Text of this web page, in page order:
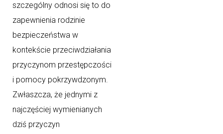
szczególny odnosi się to do
zapewnienia rodzinie
bezpieczeństwa w
kontekście przeciwdziałania
przyczynom przestępczości
i pomocy pokrzywdzonym.
Zwłaszcza, że jednymi z
najczęściej wymienianych
dziś przyczyn